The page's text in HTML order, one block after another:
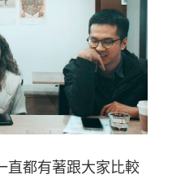
直都有著跟大家比較